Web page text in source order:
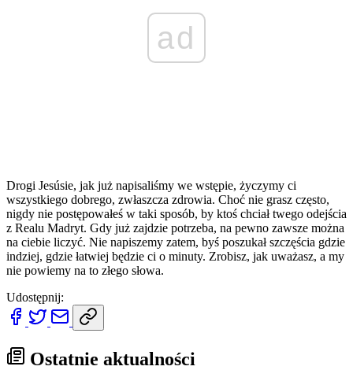
ad
Drogi Jesúsie, jak już napisaliśmy we wstępie, życzymy ci
wszystkiego dobrego, zwłaszcza zdrowia. Choć nie grasz często,
nigdy nie postępowałeś w taki sposób, by ktoś chciał twego odejścia
z Realu Madryt. Gdy już zajdzie potrzeba, na pewno zawsze można
na ciebie liczyć. Nie napiszemy zatem, byś poszukał szczęścia gdzie
indziej, gdzie łatwiej będzie ci o minuty. Zrobisz, jak uważasz, a my
nie powiemy na to złego słowa.
Udostępnij:
Ostatnie aktualności